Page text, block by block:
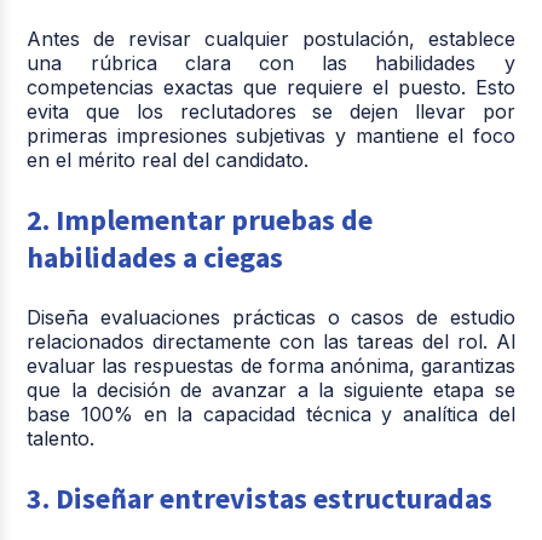
Antes de revisar cualquier postulación, establece
una rúbrica clara con las habilidades y
competencias exactas que requiere el puesto. Esto
evita que los reclutadores se dejen llevar por
primeras impresiones subjetivas y mantiene el foco
en el mérito real del candidato.
2. Implementar pruebas de
habilidades a ciegas
Diseña evaluaciones prácticas o casos de estudio
relacionados directamente con las tareas del rol. Al
evaluar las respuestas de forma anónima, garantizas
que la decisión de avanzar a la siguiente etapa se
base 100% en la capacidad técnica y analítica del
talento.
3. Diseñar entrevistas estructuradas